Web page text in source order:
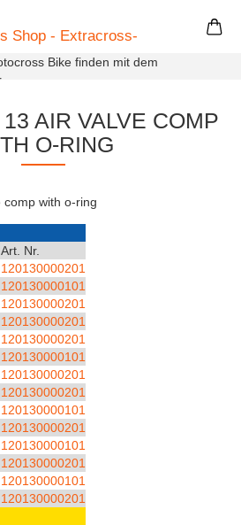
AIR VALVE COMP
O-RING
Art. Nr.
120130000201
120130000101
120130000201
120130000201
120130000201
120130000101
120130000201
120130000201
120130000101
120130000201
120130000101
120130000201
120130000101
120130000201